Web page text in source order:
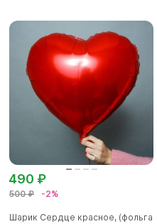
500 ₽ -2%
490 ₽
Шарик Сердце красное, (фольга